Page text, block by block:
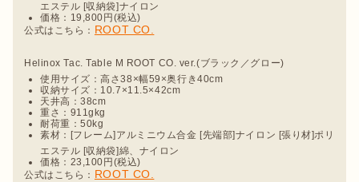
エステル [収納袋]ナイロン
価格：19,800円(税込)
公式はこちら： ROOT CO.
使用サイズ：高さ38×幅59×奥行き40cm
収納サイズ：10.7×11.5×42cm
天井高：38cm
重さ：911gkg
耐荷重：50kg
素材：[フレーム]アルミニウム合金 [先端部]ナイロン [張り材]ポリ
エステル [収納袋]綿、ナイロン
価格：23,100円(税込)
公式はこちら： ROOT CO.